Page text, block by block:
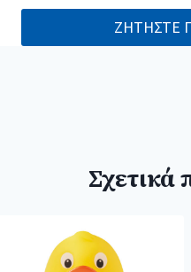
ΖΗΤΗΣΤΕ
Σχετικά